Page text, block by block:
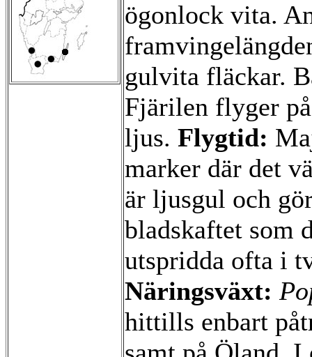
ögonlock vita.
gulvita fläckar.
Fjärilen flyger
ljus. Flygtid:
marker där det
är ljusgul och
bladskaftet som
utspridda ofta i
Näringsväxt:
hittills enbart